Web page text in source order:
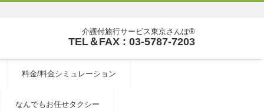
介護付旅行サービス東京さんぽ®
TEL＆FAX : 03-5787-7203
料金/料金シミュレーション
なんでもお任せタクシー